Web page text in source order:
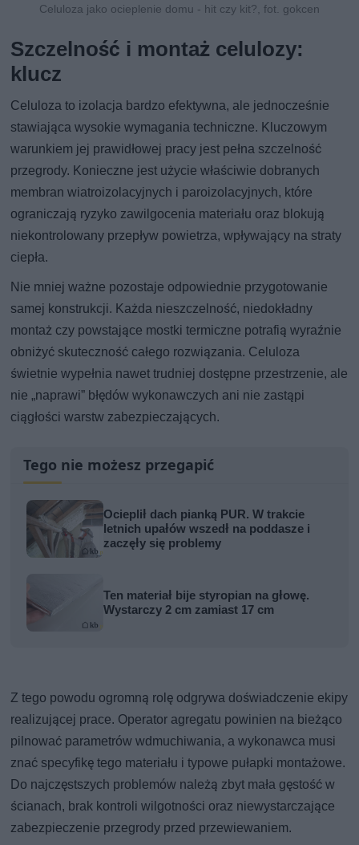
Celuloza jako ocieplenie domu - hit czy kit?, fot. gokcen
Szczelność i montaż celulozy:
klucz
Celuloza to izolacja bardzo efektywna, ale jednocześnie
stawiająca wysokie wymagania techniczne. Kluczowym
warunkiem jej prawidłowej pracy jest pełna szczelność
przegrody. Konieczne jest użycie właściwie dobranych
membran wiatroizolacyjnych i paroizolacyjnych, które
ograniczają ryzyko zawilgocenia materiału oraz blokują
niekontrolowany przepływ powietrza, wpływający na straty
ciepła.
Nie mniej ważne pozostaje odpowiednie przygotowanie
samej konstrukcji. Każda nieszczelność, niedokładny
montaż czy powstające mostki termiczne potrafią wyraźnie
obniżyć skuteczność całego rozwiązania. Celuloza
świetnie wypełnia nawet trudniej dostępne przestrzenie, ale
nie „naprawi” błędów wykonawczych ani nie zastąpi
ciągłości warstw zabezpieczających.
Tego nie możesz przegapić
Ocieplił dach pianką PUR. W trakcie
letnich upałów wszedł na poddasze i
zaczęły się problemy
Ten materiał bije styropian na głowę.
Wystarczy 2 cm zamiast 17 cm
Z tego powodu ogromną rolę odgrywa doświadczenie ekipy
realizującej prace. Operator agregatu powinien na bieżąco
pilnować parametrów wdmuchiwania, a wykonawca musi
znać specyfikę tego materiału i typowe pułapki montażowe.
Do najczęstszych problemów należą zbyt mała gęstość w
ścianach, brak kontroli wilgotności oraz niewystarczające
zabezpieczenie przegrody przed przewiewaniem.